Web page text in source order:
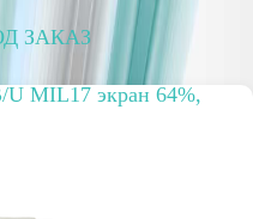
ЗАКАЗ
U MIL17 экран 64%,